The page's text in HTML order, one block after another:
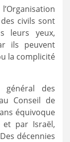
civils sont
leurs yeux,
ils peuvent
la complicité
général des
Conseil de
équivoque
par Israël,
décennies